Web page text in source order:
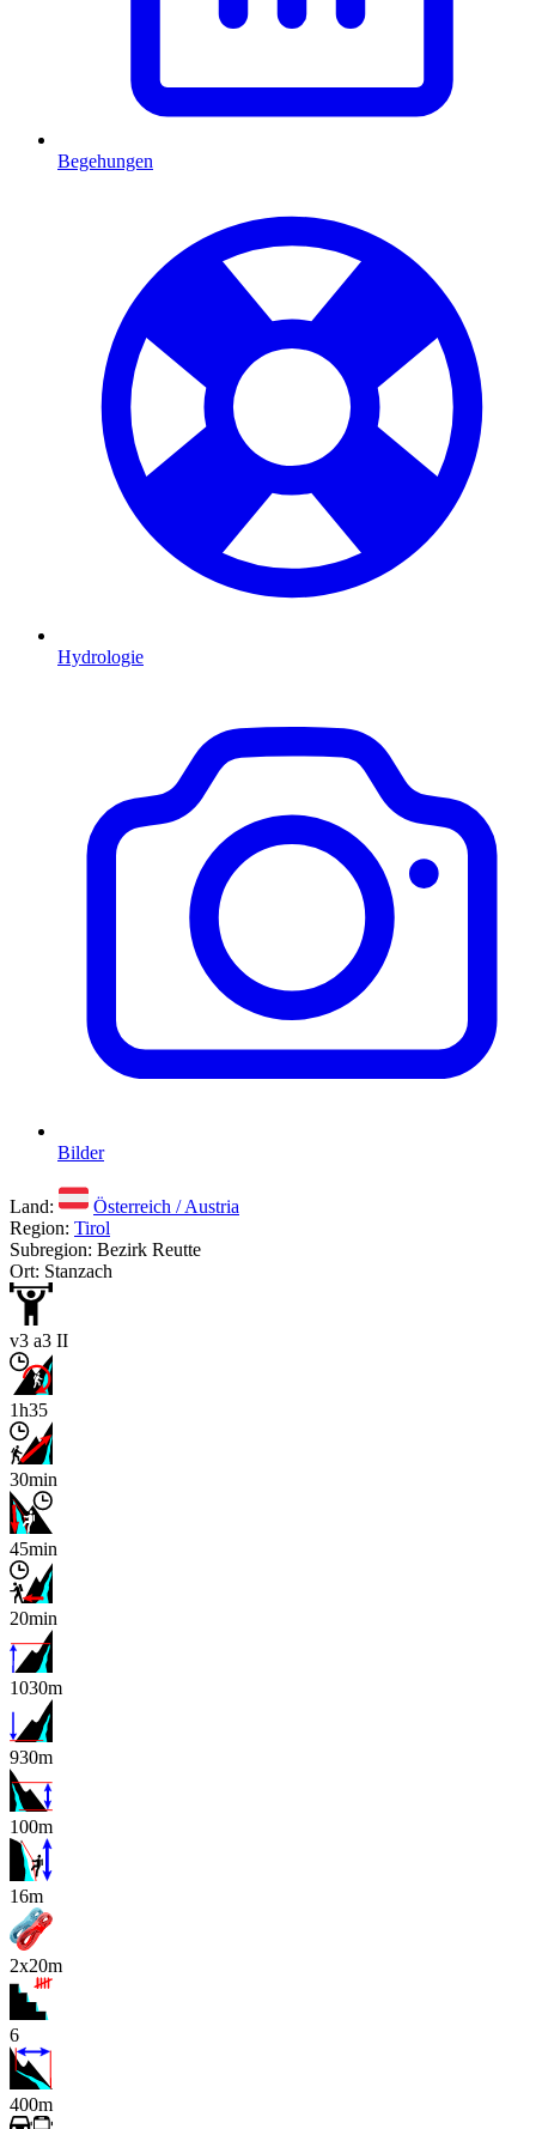
Begehungen
Hydrologie
Bilder
Land:
Österreich / Austria
Region: Tirol
Subregion: Bezirk Reutte
Ort: Stanzach
v3 a3 II
1h35
30min
45min
20min
1030m
930m
100m
x
16m
2x20m
6
400m